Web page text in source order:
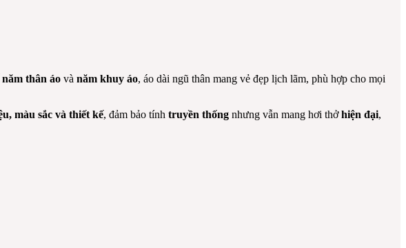
năm thân áo và năm khuy áo, áo dài ngũ thân mang vẻ đẹp lịch lãm, phù hợp cho mọi
màu sắc và thiết kế, đảm bảo tính truyền thống nhưng vẫn mang hơi thởhiện đại,